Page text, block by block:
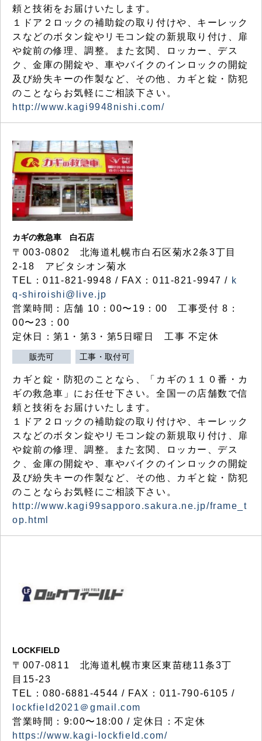
頼と技術をお届けいたします。
１ドア２ロックの補助錠の取り付けや、キーレック
スなどのボタン錠やリモコン錠の新規取り付け、扉
や錠前の修理、調整。また玄関、ロッカー、デス
ク、金庫の開錠や、車やバイクのインロックの開錠
及び紛失キーの作製など、その他、カギと錠・防犯
のことならお気軽にご相談下さい。
http://www.kagi9948nishi.com/
カギの救急車 白石店
〒003-0802 北海道札幌市白石区菊水2条3丁目
2-18 アビタシオン菊水
TEL：011-821-9948 / FAX：011-821-9947 / k
q-shiroishi@live.jp
営業時間：店舗 10：00〜19：00 工事受付 8：
00〜23：00
定休日：第1・第3・第5日曜日 工事 不定休
販売可 工事・取付可
カギと錠・防犯のことなら、「カギの１１０番・カ
ギの救急車」にお任せ下さい。全国一の店舗数で信
頼と技術をお届けいたします。
１ドア２ロックの補助錠の取り付けや、キーレック
スなどのボタン錠やリモコン錠の新規取り付け、扉
や錠前の修理、調整。また玄関、ロッカー、デス
ク、金庫の開錠や、車やバイクのインロックの開錠
及び紛失キーの作製など、その他、カギと錠・防犯
のことならお気軽にご相談下さい。
http://www.kagi99sapporo.sakura.ne.jp/frame_t
op.html
LOCKFIELD
〒007-0811 北海道札幌市東区東苗穂11条3丁
目15-23
TEL：080-6881-4544 / FAX：011-790-6105 /
lockfield2021＠gmail.com
営業時間：9:00〜18:00 / 定休日：不定休
https://www.kagi-lockfield.com/